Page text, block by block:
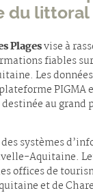
du littoral
Plagesvise à
fiables
Les
PIGMA
au grand
systèmes
Aquitaine.
offices de
et de